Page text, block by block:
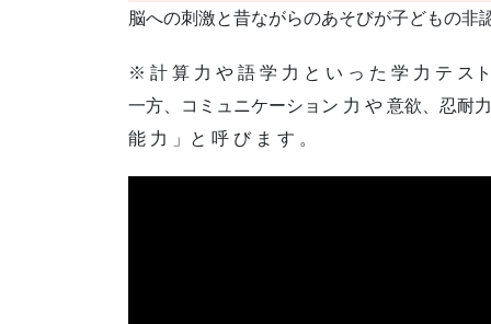
脳への刺激と昔ながらのあそびが子どもの非
※ 計 算 力 や 語 学 力 と い っ た 学 力 テ ス
一方、コミュニケーション 力 や 意欲、忍耐
能 力 」と 呼 び ま す 。